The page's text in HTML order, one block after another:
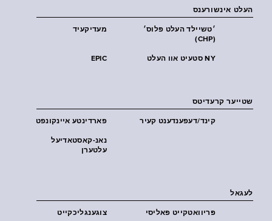
העלט אינשורענס
מעדיקעיד
׳טשיילד העלט פּלוס׳
(CHP)
EPIC NY סטעיט אוו העלט
שטייער קרעדיטס
פארדינטע איינקונפט קינד/דעפענדענט קעיר
נאנ-קאסטאדיעל
עלטערן
לעגאל
צוגענגליכקייט פּריוואטקייט פּאליסי